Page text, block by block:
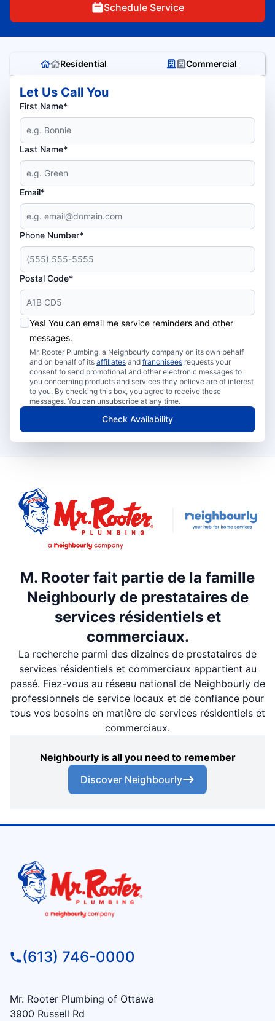
Schedule Service
Residential Commercial
Let Us Call You
First Name*
Last Name*
Email*
Phone Number*
Postal Code*
Yes! You can email me service reminders and other
messages.
Mr. Rooter Plumbing, a Neighbourly company on its own behalf
and on behalf of its affiliates and franchisees requests your
consent to send promotional and other electronic messages to
you concerning products and services they believe are of interest
to you. By checking this box, you agree to receive these
messages. You can unsubscribe at any time.
Check Availability
M. Rooter fait partie de la famille
Neighbourly de prestataires de
services résidentiels et
commerciaux.
La recherche parmi des dizaines de prestataires de
services résidentiels et commerciaux appartient au
passé. Fiez-vous au réseau national de Neighbourly de
professionnels de service locaux et de confiance pour
tous vos besoins en matière de services résidentiels et
commerciaux.
Neighbourly is all you need to remember
Discover Neighbourly
(613) 746-0000
Mr. Rooter Plumbing of Ottawa
3900 Russell Rd